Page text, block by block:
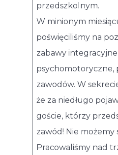
przedszkolnym.
W minionym
poświęciliśmy na
zabawy
psychomotoryczne,
zawodów. W
że za niedługo
goście, którzy
zawód! Nie możemy
Pracowaliśmy nad